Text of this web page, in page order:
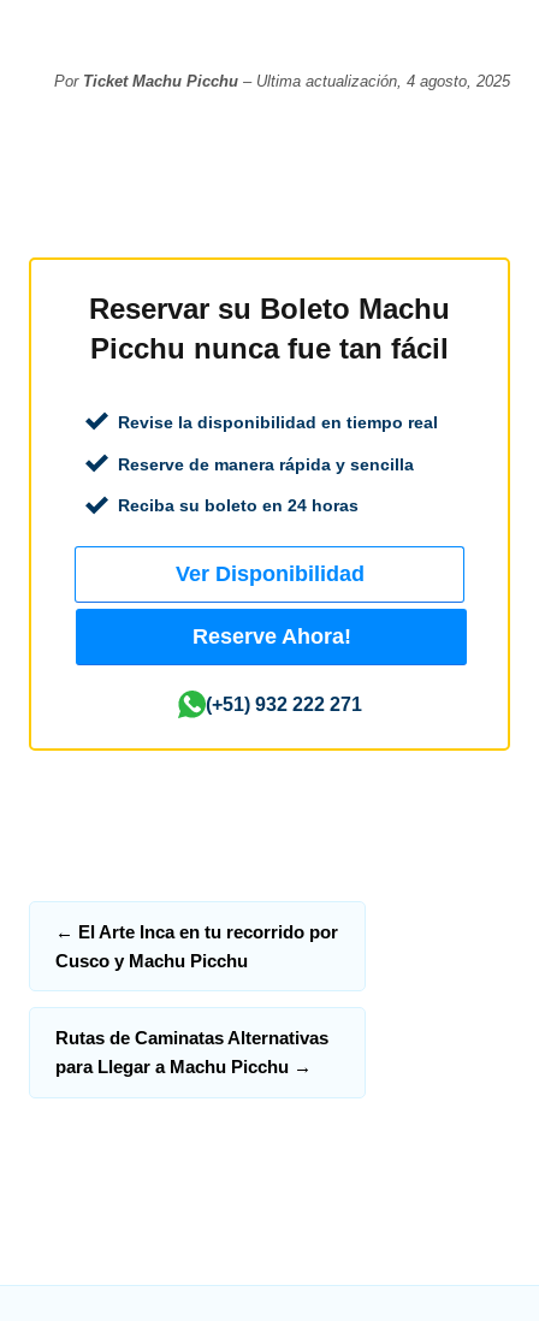
Por Ticket Machu Picchu– Ultima actualización, 4 agosto, 2025
Reservar su Boleto Machu
Picchu nunca fue tan fácil
Revise la disponibilidad en tiempo real
Reserve de manera rápida y sencilla
Reciba su boleto en 24 horas
Ver Disponibilidad
Reserve Ahora!
(+51) 932 222 271
← El Arte Inca en tu recorrido por
Cusco y Machu Picchu
Rutas de Caminatas Alternativas
para Llegar a Machu Picchu →